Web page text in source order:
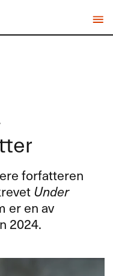
forfatteren
Under
er en av
2024.